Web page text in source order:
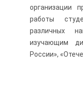
организации
работы
различных
изучающим
России»,